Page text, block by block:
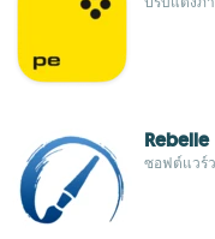
Rebelle
ซอฟต์แวร์